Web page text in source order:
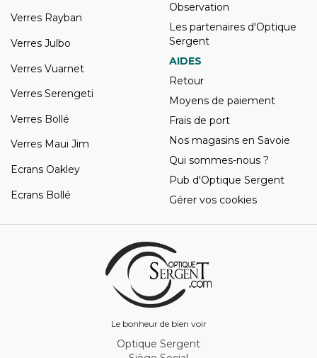
Le bonheur de bien voir
Verres Rayban
Verres Julbo
Verres Vuarnet
Verres Serengeti
Verres Bollé
Verres Maui Jim
Ecrans Oakley
Ecrans Bollé
Observation
Les partenaires d'Optique
Sergent
AIDES
Retour
Moyens de paiement
Frais de port
Nos magasins en Savoie
Qui sommes-nous ?
Pub d'Optique Sergent
Gérer vos cookies
Optique Sergent